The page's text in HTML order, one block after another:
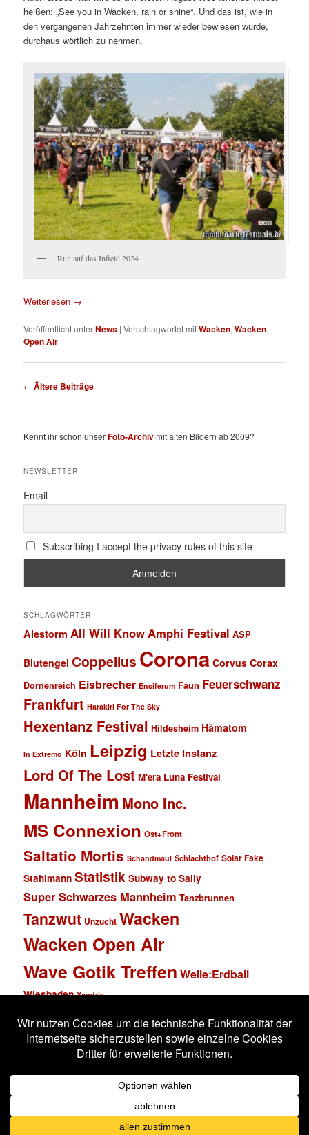
heißen: „See you in Wacken, rain or shine“. Und das ist, wie in
den vergangenen Jahrzehnten immer wieder bewiesen wurde,
durchaus wörtlich zu nehmen.
Run auf das Infield 2024
Weiterlesen →
Veröffentlicht unterNews |Verschlagwortet mitWacken,Wacken
Open Air
Beitragsnavigation
← Ältere Beiträge
Kennt ihr schon unserFoto-Archivmit alten Bildern ab 2009?
NEWSLETTER
Email
Subscribing I accept the privacy rules of this site
SCHLAGWÖRTER
Alestorm All Will Know Amphi Festival ASP
Blutengel Coppelius Corona Corvus Corax
Dornenreich Eisbrecher Ensiferum Faun Feuerschwanz
Frankfurt Harakiri For The Sky
Hexentanz Festival Hildesheim Hämatom
In Extremo Köln Leipzig Letzte Instanz
Lord Of The Lost M'era Luna Festival
Mannheim Mono Inc.
MS Connexion Ost+Front
Saltatio Mortis Schandmaul Schlachthof Solar Fake
Stahlmann Statistik Subway to Sally
Super Schwarzes Mannheim Tanzbrunnen
Tanzwut Unzucht Wacken
Wacken Open Air
Wave Gotik Treffen Welle:Erdball
Wiesbaden Xandria
Impressum
Stolz präsentiert von WordPress